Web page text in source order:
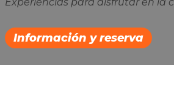
Información y reserva